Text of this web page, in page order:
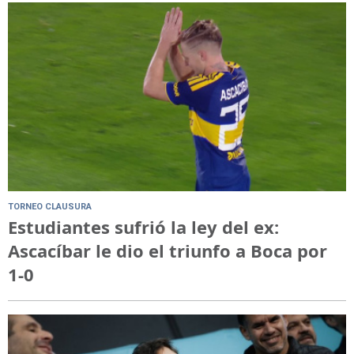
TORNEO CLAUSURA
Estudiantes sufrió la ley del ex:
Ascacíbar le dio el triunfo a Boca por
1-0